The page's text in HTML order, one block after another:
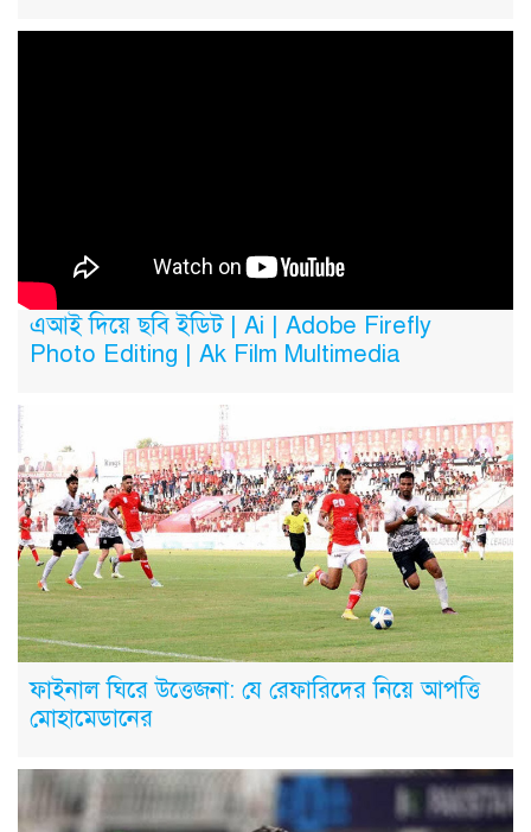
এআই দিয়ে ছবি ইডিট | Ai | Adobe Firefly
Photo Editing | Ak Film Multimedia
ফাইনাল ঘিরে উত্তেজনা: যে রেফারিদের নিয়ে আপত্তি
মোহামেডানের